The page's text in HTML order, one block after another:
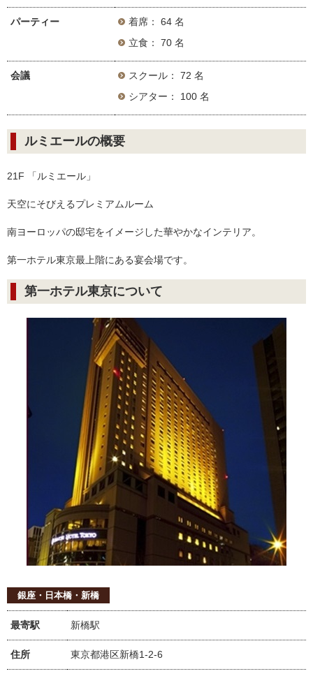
パーティー
着席： 64 名
立食： 70 名
会議
スクール： 72 名
シアター： 100 名
ルミエールの概要
21F 「ルミエール」
天空にそびえるプレミアムルーム
南ヨーロッパの邸宅をイメージした華やかなインテリア。
第一ホテル東京最上階にある宴会場です。
第一ホテル東京について
銀座・日本橋・新橋
最寄駅 新橋駅
住所 東京都港区新橋1-2-6